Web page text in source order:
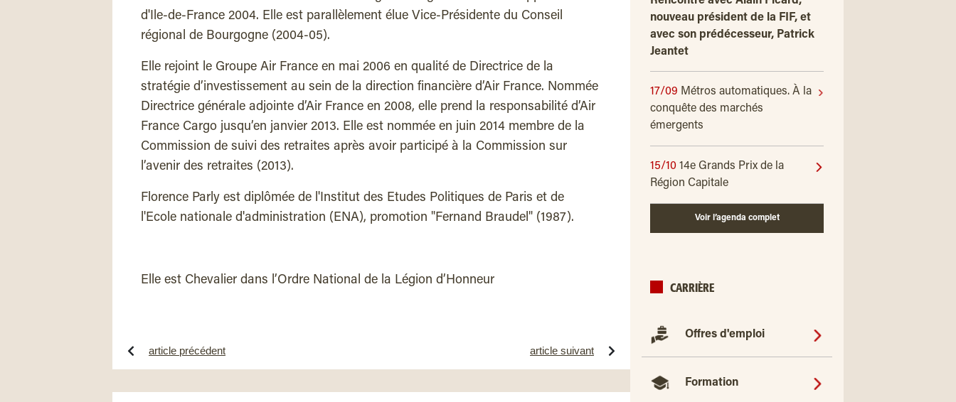
d'Ile-de-France 2004. Elle est parallèlement élue Vice-Présidente du Conseil
régional de Bourgogne (2004-05).
Elle rejoint le Groupe Air France en mai 2006 en qualité de Directrice de la
stratégie d’investissement au sein de la direction financière d’Air France. Nommée
Directrice générale adjointe d’Air France en 2008, elle prend la responsabilité d’Air
France Cargo jusqu’en janvier 2013. Elle est nommée en juin 2014 membre de la
Commission de suivi des retraites après avoir participé à la Commission sur
l’avenir des retraites (2013).
Florence Parly est diplômée de l'Institut des Etudes Politiques de Paris et de
l'Ecole nationale d'administration (ENA), promotion "Fernand Braudel" (1987).
Elle est Chevalier dans l’Ordre National de la Légion d’Honneur
article précédent article suivant
nouveau président de la FIF, et
avec son prédécesseur, Patrick
Jeantet
17/09 Métros automatiques. À la
conquête des marchés
émergents
15/10 14e Grands Prix de la
Région Capitale
Voir l’agenda complet
CARRIÈRE
Offres d'emploi
Formation